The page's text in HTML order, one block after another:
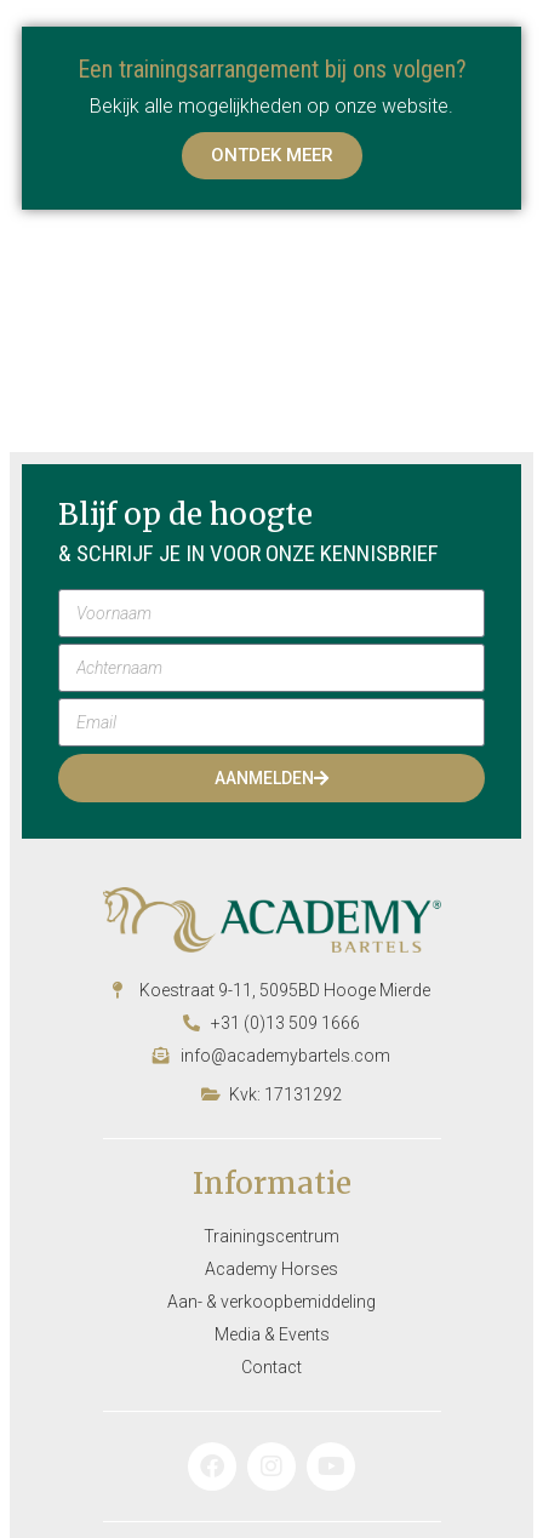
Een trainingsarrangement bij ons volgen?
Bekijk alle mogelijkheden op onze website.
ONTDEK MEER
Blijf op de hoogte
& SCHRIJF JE IN VOOR ONZE KENNISBRIEF
AANMELDEN
Koestraat 9-11, 5095BD Hooge Mierde
+31 (0)13 509 1666
info@academybartels.com
Kvk: 17131292
Informatie
Trainingscentrum
Academy Horses
Aan- & verkoopbemiddeling
Media & Events
Contact